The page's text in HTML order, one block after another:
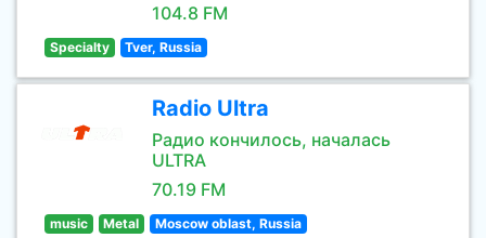
104.8 FM
Specialty Tver, Russia
Radio Ultra
Радио кончилось, началась
ULTRA
70.19 FM
music Metal Moscow oblast, Russia